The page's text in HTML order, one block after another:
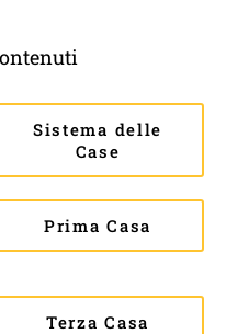
Sistema delle
Case
Prima Casa
Terza Casa